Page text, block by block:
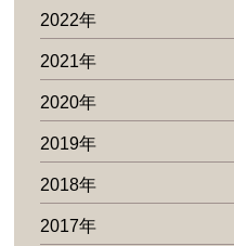
2022年
2021年
2020年
2019年
2018年
2017年